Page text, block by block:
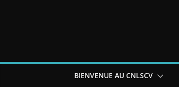
BIENVENUE AU CNLSCV